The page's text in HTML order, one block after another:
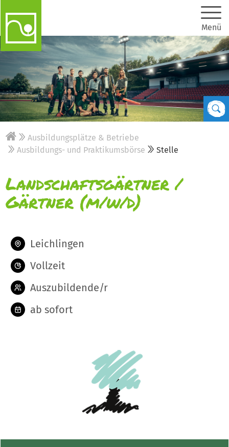
Menü
Ausbildungsplätze & Betriebe
Ausbildungs- und Praktikumsbörse
Stelle
Landschaftsgärtner /
Gärtner (m/w/d)
Leichlingen
Vollzeit
Auszubildende/r
ab sofort